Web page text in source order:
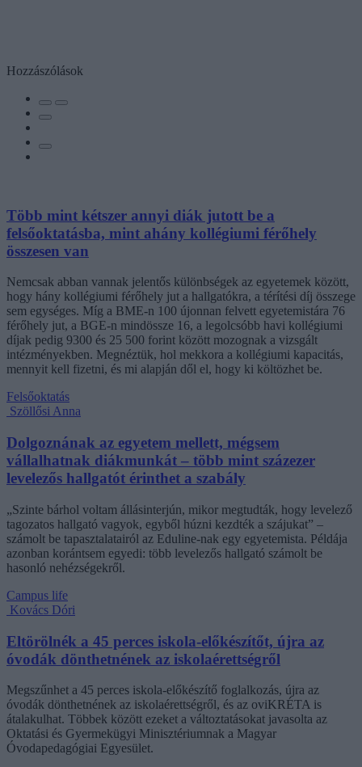
Hozzászólások
Több mint kétszer annyi diák jutott be a
felsőoktatásba, mint ahány kollégiumi férőhely
összesen van
Nemcsak abban vannak jelentős különbségek az egyetemek között,
hogy hány kollégiumi férőhely jut a hallgatókra, a térítési díj összege
sem egységes. Míg a BME-n 100 újonnan felvett egyetemistára 76
férőhely jut, a BGE-n mindössze 16, a legolcsóbb havi kollégiumi
díjak pedig 9300 és 25 500 forint között mozognak a vizsgált
intézményekben. Megnéztük, hol mekkora a kollégiumi kapacitás,
mennyit kell fizetni, és mi alapján dől el, hogy ki költözhet be.
Felsőoktatás
Szöllősi Anna
Dolgoznának az egyetem mellett, mégsem
vállalhatnak diákmunkát – több mint százezer
levelezős hallgatót érinthet a szabály
„Szinte bárhol voltam állásinterjún, mikor megtudták, hogy levelező
tagozatos hallgató vagyok, egyből húzni kezdték a szájukat” –
számolt be tapasztalatairól az Eduline-nak egy egyetemista. Példája
azonban korántsem egyedi: több levelezős hallgató számolt be
hasonló nehézségekről.
Campus life
Kovács Dóri
Eltörölnék a 45 perces iskola-előkészítőt, újra az
óvodák dönthetnének az iskolaérettségről
Megszűnhet a 45 perces iskola-előkészítő foglalkozás, újra az
óvodák dönthetnének az iskolaérettségről, és az oviKRÉTA is
átalakulhat. Többek között ezeket a változtatásokat javasolta az
Oktatási és Gyermekügyi Minisztériumnak a Magyar
Óvodapedagógiai Egyesület.